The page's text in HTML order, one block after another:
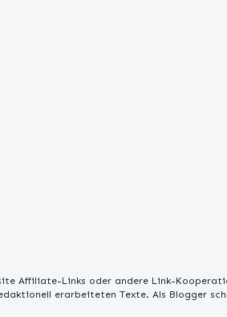
Affiliate-Links oder andere Link-
erarbeiteten Texte. Als Blogger